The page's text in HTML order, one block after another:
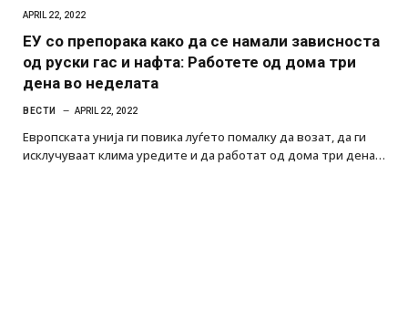
APRIL 22, 2022
ЕУ со препорака како да се намали зависноста
од руски гас и нафта: Работете од дома три
дена во неделата
ВЕСТИ APRIL 22, 2022
Европската унија ги повика луѓето помалку да возат, да ги
исклучуваат клима уредите и да работат од дома три дена…